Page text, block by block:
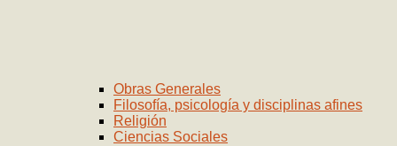
Obras Generales
Filosofía, psicología y disciplinas afines
Religión
Ciencias Sociales